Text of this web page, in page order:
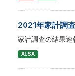
2021年家計調査
家計調査の結果速
XLSX